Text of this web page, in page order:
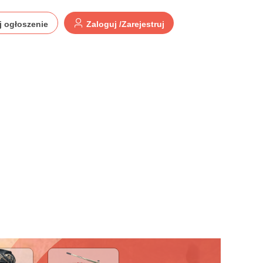
Zaloguj /Zarejestruj
ogłoszenie